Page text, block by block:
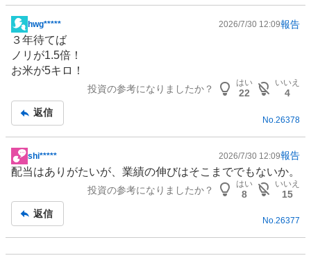
掲
示
板
記
hwg***** 2026/7/30 12:09報告
３年待てば
ノリが1.5倍！
お米が5キロ！
投資の参考になりましたか？
はい
22
いいえ
4
返信
No. 26378
掲
示
事
shi***** 2026/7/30 12:09報告
配当はありがたいが、業績の伸びはそこまででもないか。
投資の参考になりましたか？
はい
8
いいえ
15
返信
No.26377